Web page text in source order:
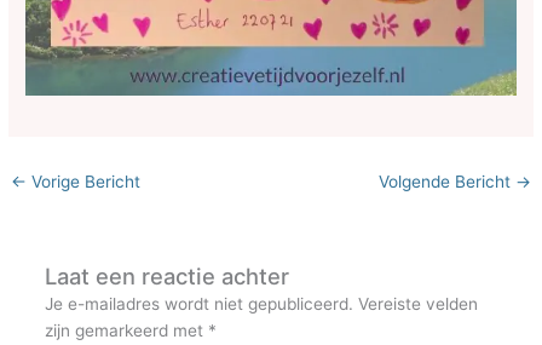
← Vorige Bericht Volgende Bericht →
Laat een reactie achter
Je e-mailadres wordt niet gepubliceerd. Vereiste velden
zijn gemarkeerd met *